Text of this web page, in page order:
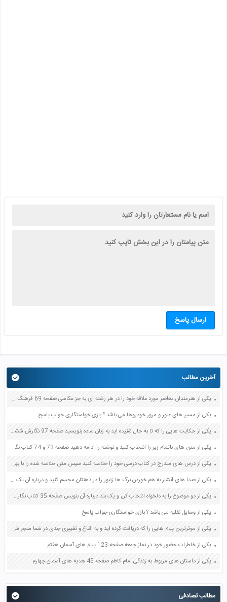
ارسال پاسخ
آخرین مطالب
یکی از هنرمندان معاصر مورد علاقه خود را در هر رشته ای به جز عکاسی صفحه 69 فرهنگ و هنر نهم
یکی از مسیر های عبور و مرور خودروها می باشد ؟ بازی خواستگاری جواب پاسخ
یکی از حکایت هایی را که تا به حال شنیده اید به زبان ساده بنویسید صفحه 97 نگارش ششم دبستان
یکی از متن های ناتمام زیر را انتخاب کنید و نوشته را ادامه دهید صفحه 73 و 74 کتاب نگارش فارسی پنجم دبستان
یکی از درس های مندرج در کتاب درسی خود را خلاصه کنید سپس متن خلاصه شده را با بهره گیری از روش های دسته بندی نمودار جدول نقشه مفهومی نشان دهید صفحه 118 نگارش یازدهم
یکی از صدا های آبشار به هم خوردن برگ ها زنبور را در ذهنتان مجسم کنید و درباره آن یک بند بنویسید صفحه 11 نگارش پنجم
یکی از دو موضوع را به دلخواه انتخاب کن و یک بند درباره آن بنویس صفحه 35 کتاب نگارش فارسی سوم
یکی از وسایل نقلیه می باشد ؟ بازی خواستگاری جواب پاسخ
یکی از موثرترین پیام هایی را که دریافت کرده اید و به اقناع و تغییری جدی در شما منجر شده است برسی کنید و علت این تاثیر گذاری قابل توجه را بنویسید صفحه 52 تفکر و سواد رسانه ای دهم
یکی از خاطرات حضور خود در نماز جمعه صفحه 123 پیام های آسمان هفتم
یکی از داستان های مربوط به زندگی امام کاظم صفحه 45 هدیه های آسمان چهارم
مطالب تصادفی